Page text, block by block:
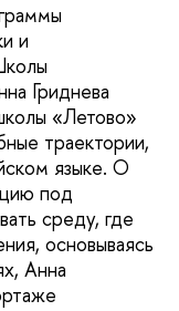
и
Гриднева
«Летово»
траектории,
языке. О
под
среду, где
основываясь
Анна